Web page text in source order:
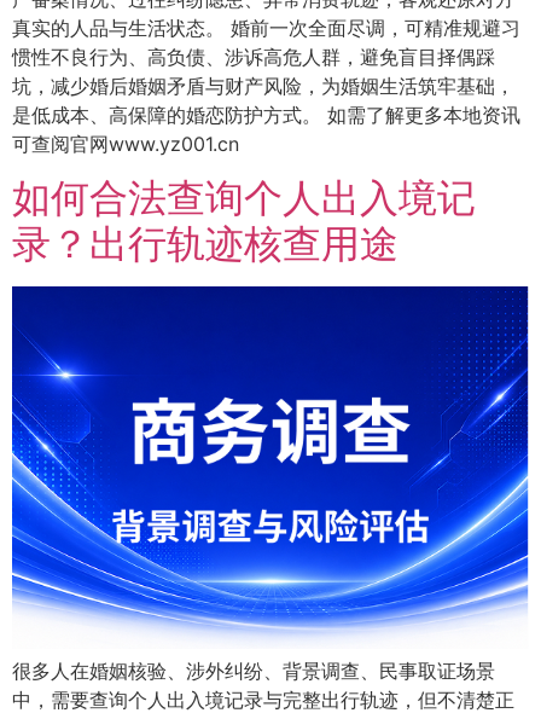
真实的人品与生活状态。 婚前一次全面尽调，可精准规避习
惯性不良行为、高负债、涉诉高危人群，避免盲目择偶踩
坑，减少婚后婚姻矛盾与财产风险，为婚姻生活筑牢基础，
是低成本、高保障的婚恋防护方式。 如需了解更多本地资讯
可查阅官网www.yz001.cn
如何合法查询个人出入境记
录？出行轨迹核查用途
很多人在婚姻核验、涉外纠纷、背景调查、民事取证场景
中，需要查询个人出入境记录与完整出行轨迹，但不清楚正